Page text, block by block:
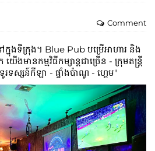
Comment
នុងទីក្រុង។ Blue Pub បម្រើអាហារ និង
ើងមានកម្មវិធីកម្សាន្តជាច្រើន - ក្រុមតន្ត្រី
ទូរទស្សន៍កីឡា - ផ្ទាំងប៉ាណូ - ហ្គេម"